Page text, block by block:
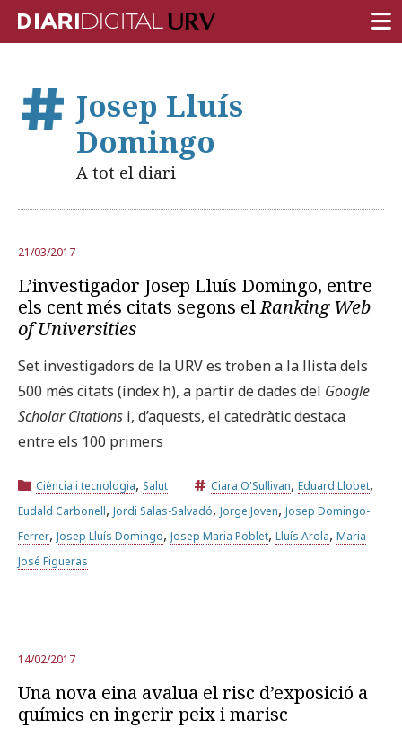
RECERCA
DOCÈNCIA
COMUNITAT URV
REPORTATGES
Més categories
Prova la cerca avançada
Subscriu-te als butlletins de la URV Agenda
Josep Lluís
Domingo
A tot el diari
21/03/2017
L’investigador Josep Lluís Domingo, entre
els cent més citats segons elRanking Web
of Universities
Set investigadors de la URV es troben a la llista dels
500 més citats (índex h), a partir de dades del Google
Scholar Citations i, d’aquests, el catedràtic destaca
entre els 100 primers
Ciència i tecnologia, Salut Ciara O'Sullivan, Eduard Llobet,
Eudald Carbonell, Jordi Salas-Salvadó, Jorge Joven, Josep Domingo-
Ferrer, Josep Lluís Domingo, Josep Maria Poblet, Lluís Arola, Maria
José Figueras
14/02/2017
Una nova eina avalua el risc d’exposició a
químics en ingerir peix i marisc